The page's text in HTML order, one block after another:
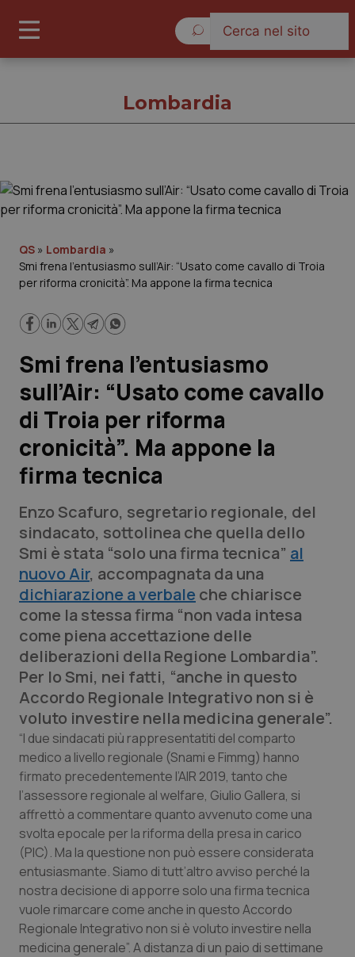
Governo e Parlamento
Regioni e Asl
Lavoro e Professioni
Scienza e Farmaci
Studi e Analisi
Lettere al direttore
Edizioni Regionali
QS Pro
Professionisti Sanitari.AI
Abruzzo
Basilicata
Calabria
Campania
Emilia-Romagna
Friuli Venezia Giulia
Lazio
Liguria
QS Pro Gold
Artrite & artrosi
Asma & BPCO
Car-T
Colesterolo & coronaropatie
Dermatite Atopica
Diabete & glucometri
Disturbi dell’umore
QS Club Newsletter
Lombardia
QS » Lombardia »
Smi frena l’entusiasmo sull’Air: “Usato come cavallo di Troia
per riforma cronicità”. Ma appone la firma tecnica
Smi frena l’entusiasmo
sull’Air: “Usato come cavallo
di Troia per riforma
cronicità”. Ma appone la
firma tecnica
Enzo Scafuro, segretario regionale, del
sindacato, sottolinea che quella dello
Smi è stata “solo una firma tecnica” al
nuovo Air, accompagnata da una
dichiarazione a verbale che chiarisce
come la stessa firma “non vada intesa
come piena accettazione delle
deliberazioni della Regione Lombardia”.
Per lo Smi, nei fatti, “anche in questo
Accordo Regionale Integrativo non si è
voluto investire nella medicina generale”.
“I due sindacati più rappresentatiti del comparto
medico a livello regionale (Snami e Fimmg) hanno
firmato precedentemente l’AIR 2019, tanto che
l’assessore regionale al welfare, Giulio Gallera, si
affrettò a commentare quanto avvenuto come una
svolta epocale per la riforma della presa in carico
(PIC). Ma la questione non può essere considerata
entusiasmante. Siamo di tutt’altro avviso perché la
nostra decisione di apporre solo una firma tecnica
vuole rimarcare come anche in questo Accordo
Regionale Integrativo non si è voluto investire nella
medicina generale”. A distanza di un paio di settimane